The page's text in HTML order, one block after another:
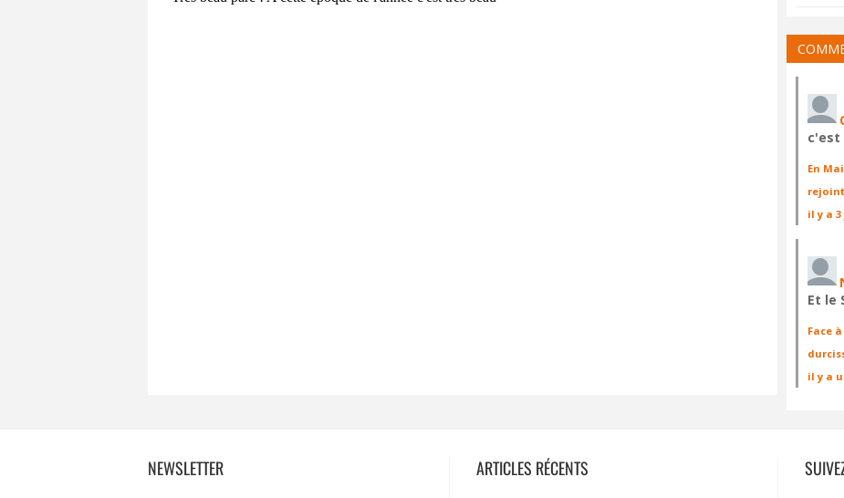
c'est
En
rejoint
il y a
Et le
Face
il y a
NEWSLETTER ARTICLES RÉCENTS